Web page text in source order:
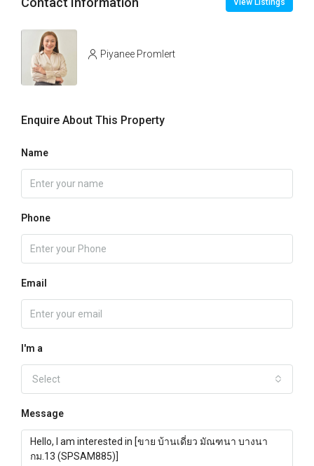
View Listings
Piyanee Promlert
Enquire About This Property
Name
Phone
Email
I'm a
Select
Message